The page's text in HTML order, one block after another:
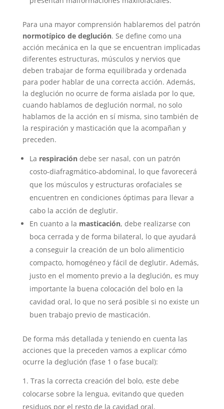
Para una mayor comprensión hablaremos del patrón
normotípico de deglución. Se define como una
acción mecánica en la que se encuentran implicadas
diferentes estructuras, músculos y nervios que
deben trabajar de forma equilibrada y ordenada
para poder hablar de una correcta acción. Además,
la deglución no ocurre de forma aislada por lo que,
cuando hablamos de deglución normal, no solo
hablamos de la acción en sí misma, sino también de
la respiración y masticación que la acompañan y
preceden.
La respiración debe ser nasal, con un patrón
costo-diafragmático-abdominal, lo que favorecerá
que los músculos y estructuras orofaciales se
encuentren en condiciones óptimas para llevar a
cabo la acción de deglutir.
En cuanto a la masticación, debe realizarse con
boca cerrada y de forma bilateral, lo que ayudará
a conseguir la creación de un bolo alimenticio
compacto, homogéneo y fácil de deglutir. Además,
justo en el momento previo a la deglución, es muy
importante la buena colocación del bolo en la
cavidad oral, lo que no será posible si no existe un
buen trabajo previo de masticación.
De forma más detallada y teniendo en cuenta las
acciones que la preceden vamos a explicar cómo
ocurre la deglución (fase 1 o fase bucal):
Tras la correcta creación del bolo, este debe
colocarse sobre la lengua, evitando que queden
residuos por el resto de la cavidad oral.